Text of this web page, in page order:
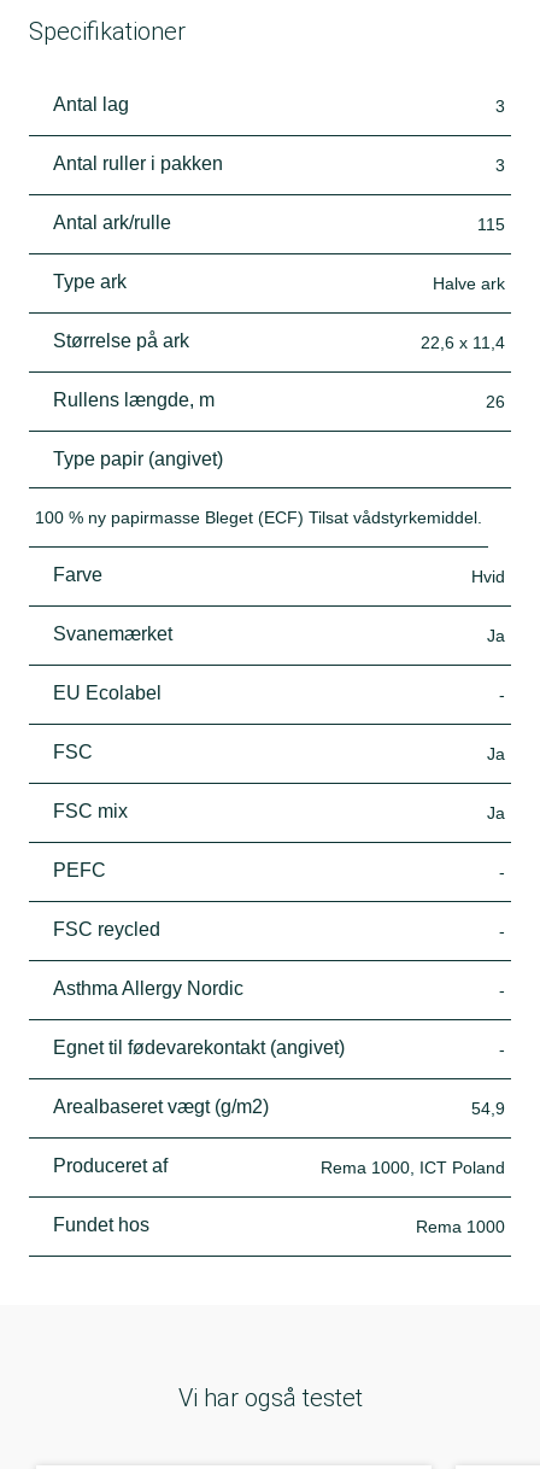
Specifikationer
Antal lag 3
Antal ruller i pakken 3
Antal ark/rulle 115
Type ark Halve ark
Størrelse på ark 22,6 x 11,4
Rullens længde, m 26
Type papir (angivet)
100 % ny papirmasse Bleget (ECF) Tilsat vådstyrkemiddel.
Farve Hvid
Svanemærket Ja
EU Ecolabel -
FSC Ja
FSC mix Ja
PEFC -
FSC reycled -
Asthma Allergy Nordic -
Egnet til fødevarekontakt (angivet) -
Arealbaseret vægt (g/m2) 54,9
Produceret af Rema 1000, ICT Poland
Fundet hos Rema 1000
Vi har også testet